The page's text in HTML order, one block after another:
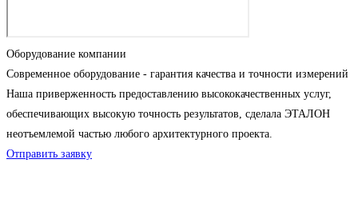
Оборудование компании
Современное оборудование - гарантия качества и точности измерений
Наша приверженность предоставлению высококачественных услуг,
обеспечивающих высокую точность результатов, сделала ЭТАЛОН
неотъемлемой частью любого архитектурного проекта.
Отправить заявку